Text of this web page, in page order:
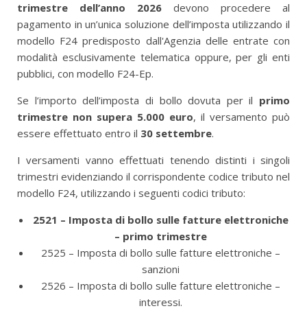
trimestre dell’anno 2026 devono procedere al
pagamento in un’unica soluzione dell’imposta utilizzando il
modello F24 predisposto dall'Agenzia delle entrate con
modalità esclusivamente telematica oppure, per gli enti
pubblici, con modello F24-Ep.
Se l’importo dell’imposta di bollo dovuta per il primo
trimestre non supera 5.000 euro, il versamento può
essere effettuato entro il 30 settembre.
I versamenti vanno effettuati tenendo distinti i singoli
trimestri evidenziando il corrispondente codice tributo nel
modello F24, utilizzando i seguenti codici tributo:
2521 – Imposta di bollo sulle fatture elettroniche
– primo trimestre
2525 – Imposta di bollo sulle fatture elettroniche –
sanzioni
2526 – Imposta di bollo sulle fatture elettroniche –
interessi.